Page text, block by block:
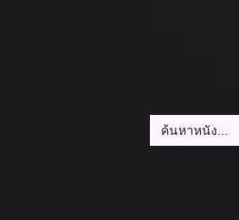
Search
for: